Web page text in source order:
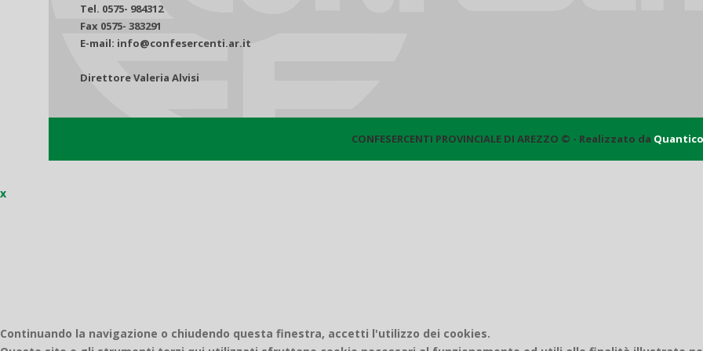
Tel. 0575- 984312
Fax 0575- 383291
E-mail: info@confesercenti.ar.it
Direttore Valeria Alvisi
CONFESERCENTI PROVINCIALE DI AREZZO © - Realizzato da Quantico
x
Continuando la navigazione o chiudendo questa finestra, accetti l'utilizzo dei cookies.